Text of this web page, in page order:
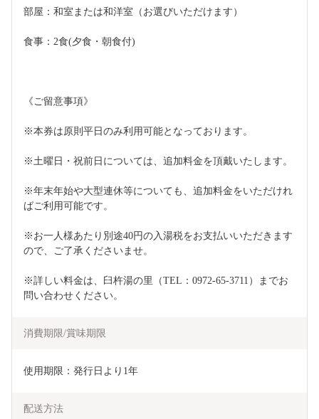
部屋：和室または和洋室（お選びいただけます）
食事：2食(夕食・朝食付)
《ご留意事項》
※本券は原則平日のみ利用可能となっております。
※土曜日・祝前日については、追加料金を頂戴いたします。
※年末年始や大型連休等についても、追加料金をいただけれ
ばご利用可能です。
※お一人様あたり別途40円の入湯税をお支払いいただきます
ので、ご了承くださいませ。
※詳しい料金は、臼杵湯の里（TEL：0972-65-3711）までお
問い合わせください。
消費期限/賞味期限
使用期限：発行日より1年
配送方法